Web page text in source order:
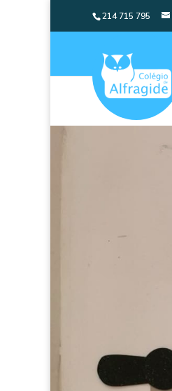
214 715 795